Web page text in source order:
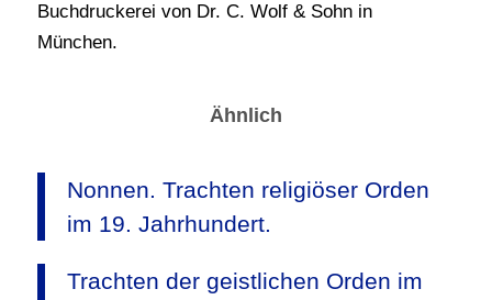
Buchdruckerei von Dr. C. Wolf & Sohn in
München.
Ähnlich
Nonnen. Trachten religiöser Orden
im 19. Jahrhundert.
Trachten der geistlichen Orden im